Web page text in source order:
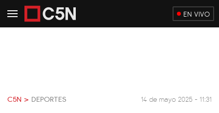
EN VIVO
C5N > DEPORTES 14 de mayo 2025 - 11:31